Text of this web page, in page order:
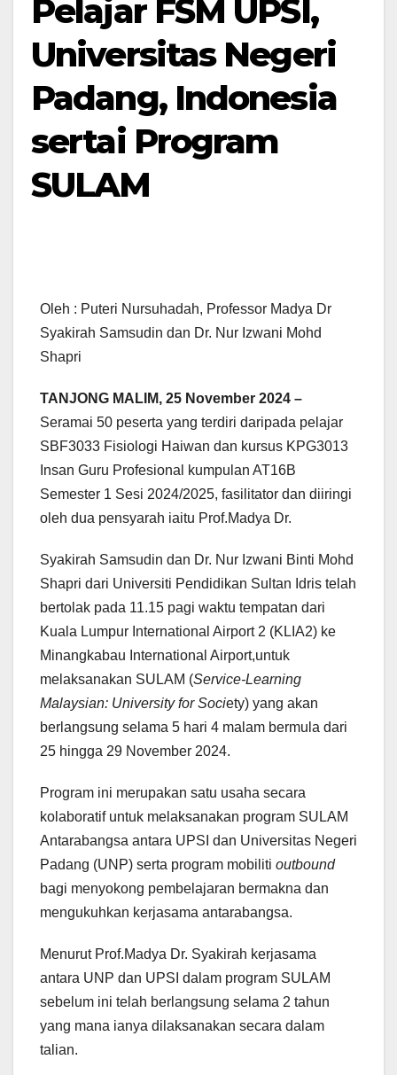
Pelajar FSM UPSI,
Universitas Negeri
Padang, Indonesia
sertai Program
SULAM
Oleh : Puteri Nursuhadah, Professor Madya Dr
Syakirah Samsudin dan Dr. Nur Izwani Mohd
Shapri
TANJONG MALIM, 25 November 2024 –
Seramai 50 peserta yang terdiri daripada pelajar
SBF3033 Fisiologi Haiwan dan kursus KPG3013
Insan Guru Profesional kumpulan AT16B
Semester 1 Sesi 2024/2025, fasilitator dan diiringi
oleh dua pensyarah iaitu Prof.Madya Dr.
Syakirah Samsudin dan Dr. Nur Izwani Binti Mohd
Shapri dari Universiti Pendidikan Sultan Idris telah
bertolak pada 11.15 pagi waktu tempatan dari
Kuala Lumpur International Airport 2 (KLIA2) ke
Minangkabau International Airport,untuk
melaksanakan SULAM (Service-Learning
Malaysian: University for Society) yang akan
berlangsung selama 5 hari 4 malam bermula dari
25 hingga 29 November 2024.
Program ini merupakan satu usaha secara
kolaboratif untuk melaksanakan program SULAM
Antarabangsa antara UPSI dan Universitas Negeri
Padang (UNP) serta program mobiliti outbound
bagi menyokong pembelajaran bermakna dan
mengukuhkan kerjasama antarabangsa.
Menurut Prof.Madya Dr. Syakirah kerjasama
antara UNP dan UPSI dalam program SULAM
sebelum ini telah berlangsung selama 2 tahun
yang mana ianya dilaksanakan secara dalam
talian.